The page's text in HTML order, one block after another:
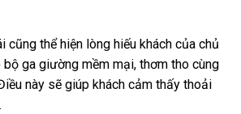
cũng thể hiện lòng hiếu khách của chủ
bộ ga giường mềm mại, thơm tho cùng
này sẽ giúp khách cảm thấy thoải